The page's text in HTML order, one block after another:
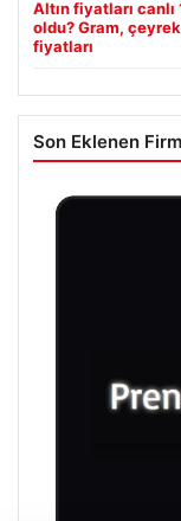
Altın fiyatları
oldu? Gram,
fiyatları
Son Eklenen